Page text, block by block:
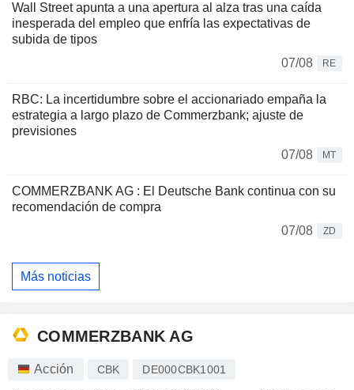
Wall Street apunta a una apertura al alza tras una caída
inesperada del empleo que enfría las expectativas de
subida de tipos
07/08
RE
RBC: La incertidumbre sobre el accionariado empaña la
estrategia a largo plazo de Commerzbank; ajuste de
previsiones
07/08
MT
COMMERZBANK AG : El Deutsche Bank continua con su
recomendación de compra
07/08
ZD
Más noticias
COMMERZBANK AG
Acción CBK DE000CBK1001